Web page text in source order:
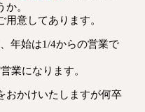
。
意してあります。
年始は1/4からの営業で
業になります。
おかけいたしますが何卒